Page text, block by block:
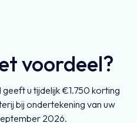
voordeel?
u tijdelijk €1.750 korting
bij ondertekening van uw
2026.